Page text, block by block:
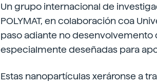
Un grupo internacional de
POLYMAT, en colaboración coa
paso adiante no
especialmente deseñadas para
Estas nanopartículas xeráronse a